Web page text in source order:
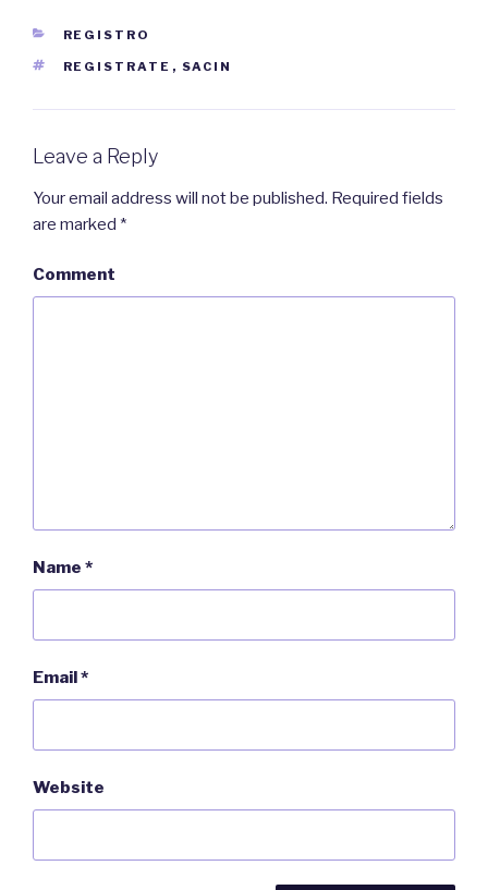
CATEGORIES
REGISTRO
TAGS
REGISTRATE , SACIN
Leave a Reply
Your email address will not be published. Required fields
are marked *
Comment
Name *
Email*
Website